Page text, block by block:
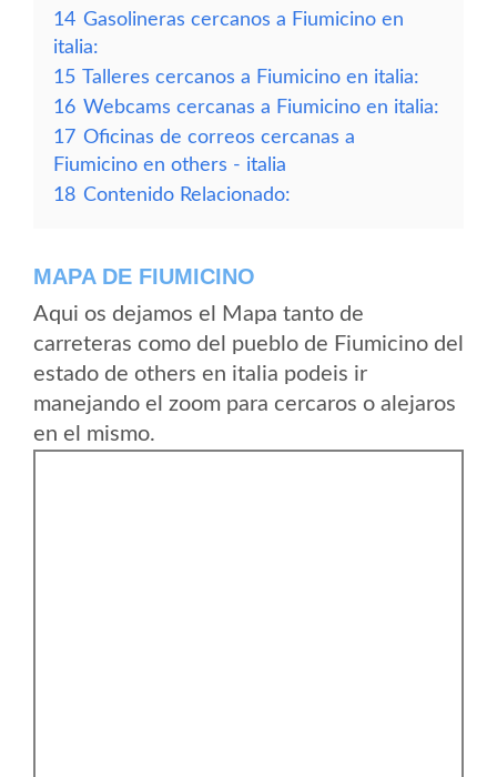
14 Gasolineras cercanos a Fiumicino en
italia:
15 Talleres cercanos a Fiumicino en italia:
16 Webcams cercanas a Fiumicino en italia:
17 Oficinas de correos cercanas a
Fiumicino en others - italia
18 Contenido Relacionado:
MAPA DE FIUMICINO
Aqui os dejamos el Mapa tanto de
carreteras como del pueblo de Fiumicino del
estado de others en italia podeis ir
manejando el zoom para cercaros o alejaros
en el mismo.